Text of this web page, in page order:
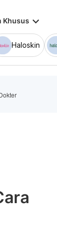
Khusus keyboard_arrow_down
Haloskin